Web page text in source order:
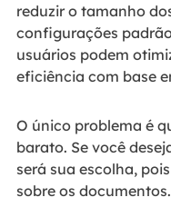
reduzir o tamanho
configurações
usuários podem
eficiência com base
O único problema é
barato. Se você
será sua escolha,
sobre os documentos.